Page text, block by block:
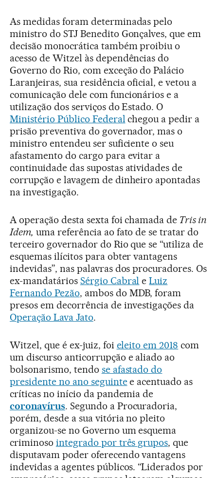
As medidas foram determinadas pelo
ministro do STJ Benedito Gonçalves, que em
decisão monocrática também proibiu o
acesso de Witzel às dependências do
Governo do Rio, com exceção do Palácio
Laranjeiras, sua residência oficial, e vetou a
comunicação dele com funcionários e a
utilização dos serviços do Estado. O
Ministério Público Federal chegou a pedir a
prisão preventiva do governador, mas o
ministro entendeu ser suficiente o seu
afastamento do cargo para evitar a
continuidade das supostas atividades de
corrupção e lavagem de dinheiro apontadas
na investigação.
A operação desta sexta foi chamada de Tris in
Idem, uma referência ao fato de se tratar do
terceiro governador do Rio que se “utiliza de
esquemas ilícitos para obter vantagens
indevidas”, nas palavras dos procuradores. Os
ex-mandatários Sérgio Cabral eLuiz
Fernando Pezão, ambos do MDB, foram
presos em decorrência de investigações da
Operação Lava Jato.
Witzel, que é ex-juiz, foi eleito em 2018 com
um discurso anticorrupção e aliado ao
bolsonarismo, tendo se afastado do
presidente no ano seguintee acentuado as
críticas no início da pandemia de
coronavírus. Segundo a Procuradoria,
porém, desde a sua vitória no pleito
organizou-se no Governo um esquema
criminoso integrado por três grupos, que
disputavam poder oferecendo vantagens
indevidas a agentes públicos. “Liderados por